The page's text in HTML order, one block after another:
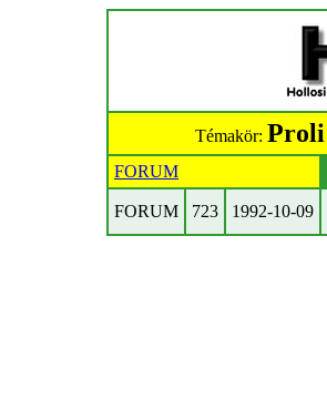
Témakör: Proli
FORUM
FORUM 723 1992-10-09